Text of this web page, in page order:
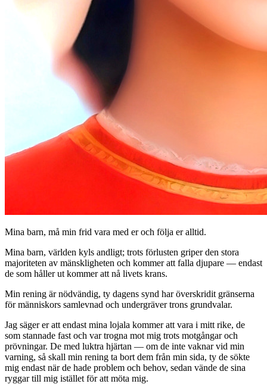
Mina barn, må min frid vara med er och följa er alltid.
Mina barn, världen kyls andligt; trots förlusten griper den stora
majoriteten av mänskligheten och kommer att falla djupare — endast
de som håller ut kommer att nå livets krans.
Min rening är nödvändig, ty dagens synd har överskridit gränserna
för människors samlevnad och undergräver trons grundvalar.
Jag säger er att endast mina lojala kommer att vara i mitt rike, de
som stannade fast och var trogna mot mig trots motgångar och
prövningar. De med luktra hjärtan — om de inte vaknar vid min
varning, så skall min rening ta bort dem från min sida, ty de sökte
mig endast när de hade problem och behov, sedan vände de sina
ryggar till mig istället för att möta mig.